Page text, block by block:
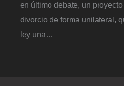
en último debate, un proyecto
divorcio de forma unilateral,
ley una…